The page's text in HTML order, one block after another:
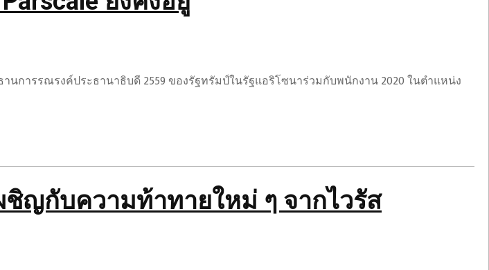
านการรณรงค์ประธานาธิบดี 2559 ของรัฐทรัมป์ในรัฐแอริโซนาร่วมกับพนักงาน 2020 ในตำแหน่ง
ชิญกับความท้าทายใหม่ ๆ จากไวรัส